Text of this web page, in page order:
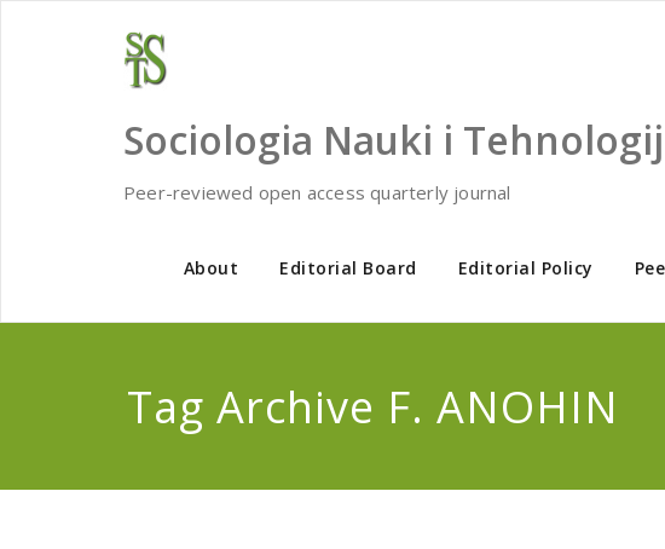
Sociologia Nauki i
Peer-reviewed open access quarterly journal
About Editorial Board Editorial Policy
Tag Archive F. ANOHIN